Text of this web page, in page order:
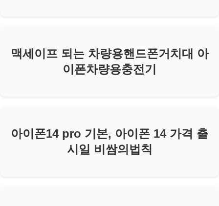
맥세이프 되는 차량용핸드폰거치대 아
이폰차량용충전기
아이폰14 pro 기본, 아이폰 14 가격 출
시일 비쌈의법칙